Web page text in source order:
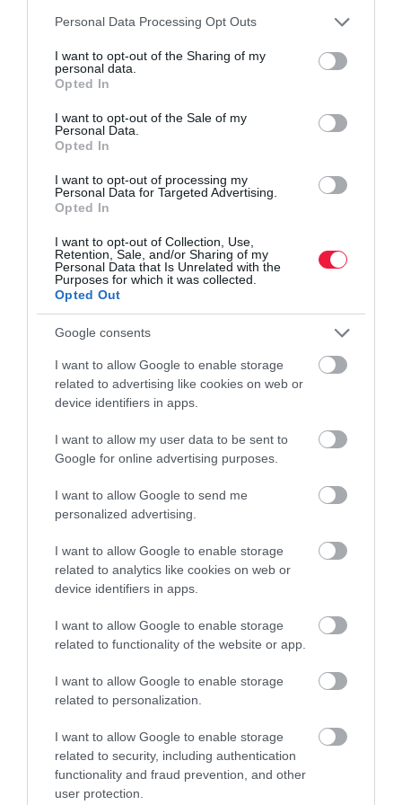
Please note that this website/app uses one or more Google
not limited to your visit or usage behaviour. You may click to
grant or deny consent to Google and its third-party tags to
use your data for below specified purposes in below Google
consent section.
Personal Data Processing Opt Outs
I want to opt-out of the Sharing of my
personal data.
Opted In
I want to opt-out of the Sale of my
Personal Data.
Opted In
I want to opt-out of processing my
Personal Data for Targeted Advertising.
Opted In
I want to opt-out of Collection, Use,
Retention, Sale, and/or Sharing of my
Personal Data that Is Unrelated with the
Purposes for which it was collected.
Opted Out
Google consents
I want to allow Google to enable storage
related to advertising like cookies on web or
device identifiers in apps.
I want to allow my user data to be sent to
Google for online advertising purposes.
I want to allow Google to send me
personalized advertising.
I want to allow Google to enable storage
related to analytics like cookies on web or
device identifiers in apps.
I want to allow Google to enable storage
related to functionality of the website or app.
I want to allow Google to enable storage
related to personalization.
I want to allow Google to enable storage
related to security, including authentication
functionality and fraud prevention, and other
user protection.
Erre futja 40 millióból a hazai lakáspiacon
Ha a KSH által közzétett nettó kereseteket nézzük, jelenleg
nagyjából 75 hónapot, vagyis több mint 6 évet dolgozik napi 8
órában az átlagmagyar 40 millió forintért. Budapesten ebből az